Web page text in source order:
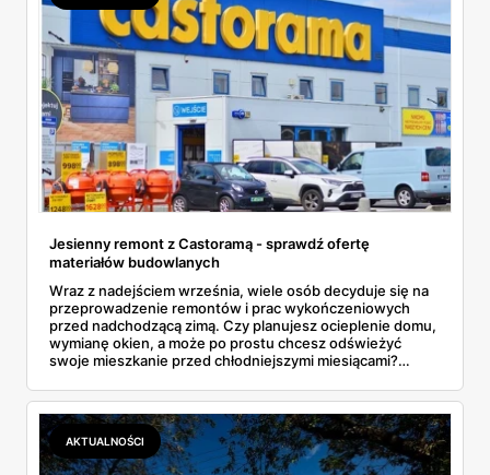
Jesienny remont z Castoramą - sprawdź ofertę
materiałów budowlanych
Wraz z nadejściem września, wiele osób decyduje się na
przeprowadzenie remontów i prac wykończeniowych
przed nadchodzącą zimą. Czy planujesz ocieplenie domu,
wymianę okien, a może po prostu chcesz odświeżyć
swoje mieszkanie przed chłodniejszymi miesiącami?
budowlanych, przygotowała atrakcyjną ofertę, która z
pewnością zainteresuje zarówno profesjonalistów, jak i
majsterkowiczów. Sprawdźmy, co znajdziemy w
najnowszej gazetce promocyjnej Castorama.
AKTUALNOŚCI